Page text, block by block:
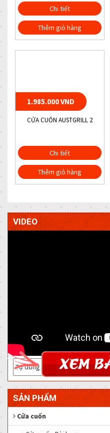
Chi tiết
Thêm giỏ hàng
1.985.000 VND
CỬA CUỐN AUSTGRILL 2
Chi tiết
Thêm giỏ hàng
VIDEO
SẢN PHẨM
Cửa cuốn